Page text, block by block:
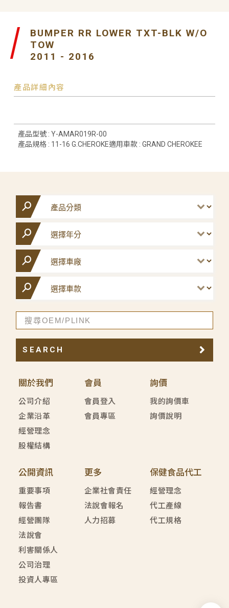
BUMPER RR LOWER TXT-BLK W/O
TOW
2011 - 2016
產品詳細內容
產品型號 : Y-AMAR019R-00
產品規格 : 11-16 G.CHEROKE適用車款 : GRAND CHEROKEE
關於我們
公司介紹
企業沿革
經營理念
股權結構
會員
會員登入
會員專區
詢價
我的詢價車
詢價說明
公開資訊
重要事項
報告書
經營團隊
法說會
利害關係人
公司治理
投資人專區
更多
企業社會責任
法說會報名
人力招募
保健食品代工
經營理念
代工產線
代工規格
SEARCH